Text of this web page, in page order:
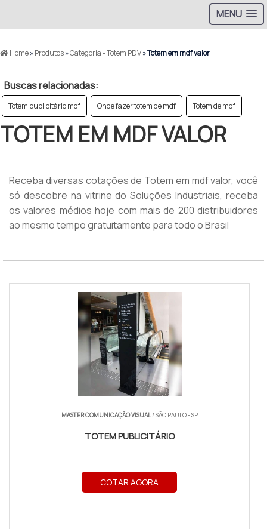
MENU
Home»Produtos»Categoria - Totem PDV»Totem em mdf valor
Buscas relacionadas:
Totem publicitário mdf Onde fazer totem de mdf Totem de mdf
TOTEM EM MDF VALOR
Receba diversas cotações de Totem em mdf valor, você
só descobre na vitrine do Soluções Industriais, receba
os valores médios hoje com mais de 200 distribuidores
ao mesmo tempo gratuitamente para todo o Brasil
MASTER COMUNICAÇÃO VISUAL/ SÃO PAULO - SP
TOTEM PUBLICITÁRIO
COTAR AGORA